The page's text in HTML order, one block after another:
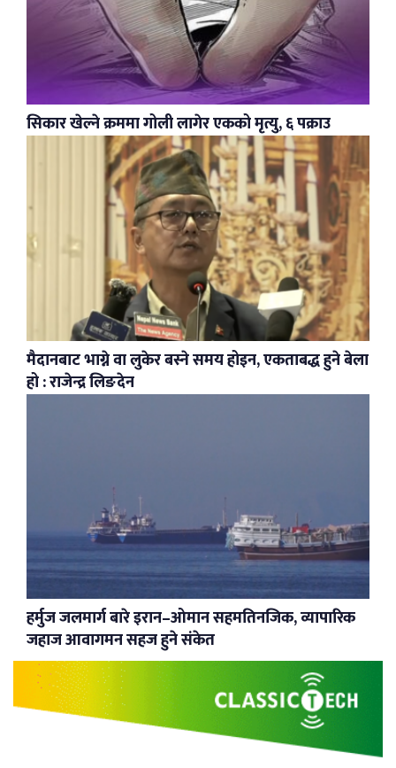
सिकार खेल्ने क्रममा गोली लागेर एकको मृत्यु, ६ पक्राउ
मैदानबाट भाग्ने वा लुकेर बस्ने समय होइन, एकताबद्ध हुने बेला
हो : राजेन्द्र लिङदेन
हर्मुज जलमार्ग बारे इरान–ओमान सहमतिनजिक, व्यापारिक
जहाज आवागमन सहज हुने संकेत